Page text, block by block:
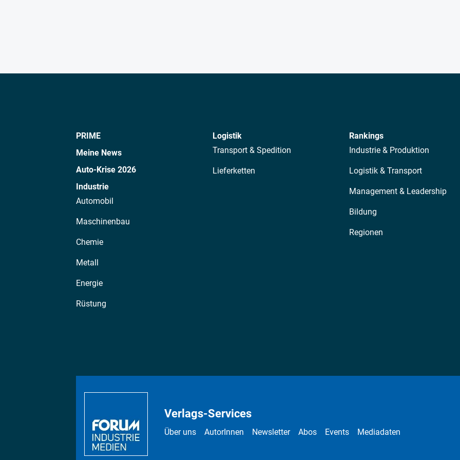
PRIME
Meine News
Auto-Krise 2026
Industrie
Automobil
Maschinenbau
Chemie
Metall
Energie
Rüstung
Logistik
Transport & Spedition
Lieferketten
Rankings
Industrie & Produktion
Logistik & Transport
Management & Leadership
Bildung
Regionen
Verlags-Services
Über uns AutorInnen Newsletter Abos Events Mediadaten